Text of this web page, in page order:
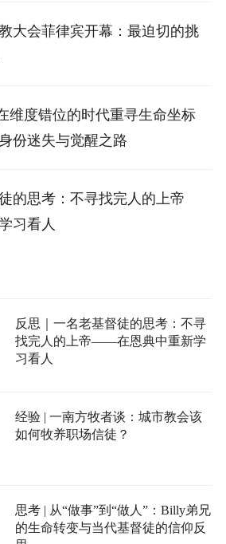
大会菲律宾开幕：最迫切的挑
维度错位的时代重寻生命坐标
份迷失与觉醒之路
的思考：不寻找完人的上帝
习看人
反思｜一名老基督徒的思考：不寻
找完人的上帝——在恩典中重新学
习看人
经验 | 一南方牧者谈：城市教会该
如何牧养职场信徒？
思考 | 从“做事”到“做人”：Billy弟兄
的生命转变与当代基督徒的信仰反